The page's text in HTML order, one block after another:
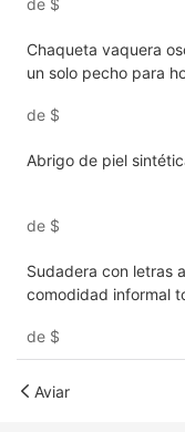
Chaqueta vaquera
un solo pecho para
de $
Abrigo de piel
de $
Sudadera con letras
comodidad informal
de $
Aviar